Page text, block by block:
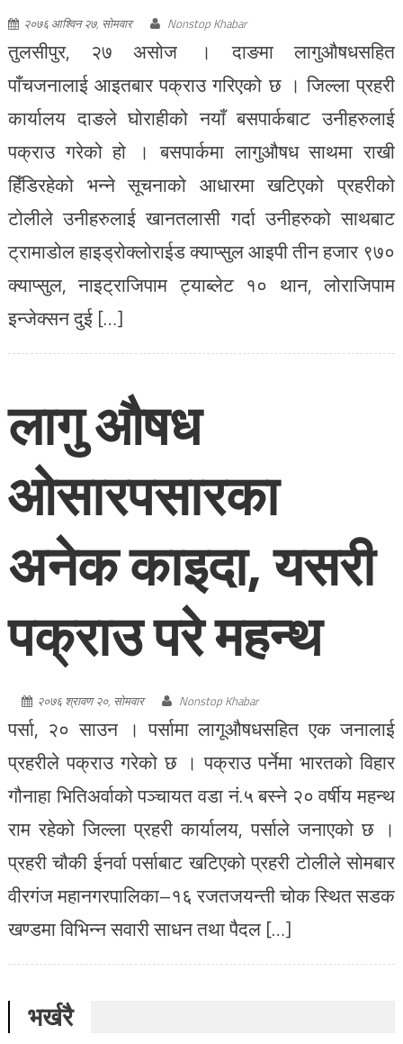
२०७६ आश्विन २७, सोमवार Nonstop Khabar
तुलसीपुर, २७ असोज । दाङमा लागुऔषधसहित
पाँचजनालाई आइतबार पक्राउ गरिएको छ । जिल्ला प्रहरी
कार्यालय दाङले घोराहीको नयाँ बसपार्कबाट उनीहरुलाई
पक्राउ गरेको हो । बसपार्कमा लागुऔषध साथमा राखी
हिँडिरहेको भन्ने सूचनाको आधारमा खटिएको प्रहरीको
टोलीले उनीहरुलाई खानतलासी गर्दा उनीहरुको साथबाट
ट्रामाडोल हाइड्रोक्लोराईड क्याप्सुल आइपी तीन हजार ९७०
क्याप्सुल, नाइट्राजिपाम ट्याब्लेट १० थान, लोराजिपाम
इन्जेक्सन दुई […]
लागु औषध
ओसारपसारका
अनेक काइदा, यसरी
पक्राउ परे महन्थ
२०७६ श्रावण २०, सोमवार Nonstop Khabar
पर्सा, २० साउन । पर्सामा लागूऔषधसहित एक जनालाई
प्रहरीले पक्राउ गरेको छ । पक्राउ पर्नेमा भारतको विहार
गौनाहा भितिअर्वाको पञ्चायत वडा नं.५ बस्ने २० वर्षीय महन्थ
राम रहेको जिल्ला प्रहरी कार्यालय, पर्साले जनाएको छ ।
प्रहरी चौकी ईनर्वा पर्साबाट खटिएको प्रहरी टोलीले सोमबार
वीरगंज महानगरपालिका–१६ रजतजयन्ती चोक स्थित सडक
खण्डमा विभिन्न सवारी साधन तथा पैदल […]
भर्खरै